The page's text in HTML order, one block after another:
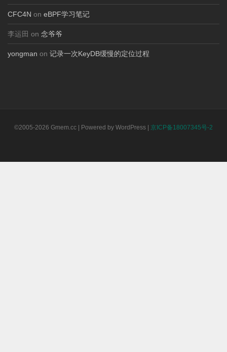
CFC4N on eBPF学习笔记
李运田 on 念爷爷
yongman on 记录一次KeyDB缓慢的定位过程
©2005-2026 Gmem.cc | Powered by WordPress | 京ICP备18007345号-2